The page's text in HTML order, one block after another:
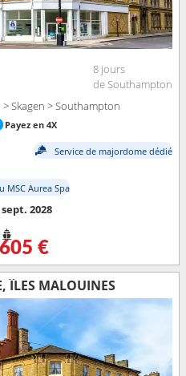
8 jours
de Southampton
Skagen > Southampton
Payez en 4X
Service de majordome dédié
MSC Aurea Spa
2028
€
ÎLES MALOUINES